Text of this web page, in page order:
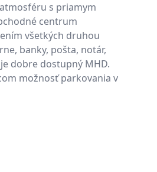
s priamym
centrum
všetkých druhou
banky, pošta, notár,
dobre dostupný MHD.
možnosť parkovania v